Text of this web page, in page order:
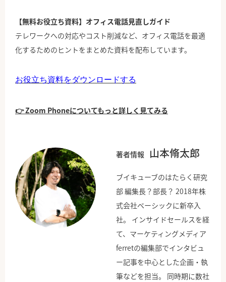
【無料お役立ち資料】オフィス電話見直しガイド
テレワークへの対応やコスト削減など、オフィス電話を最適
化するためのヒントをまとめた資料を配布しています。
お役立ち資料をダウンロードする
👉 Zoom Phoneについてもっと詳しく見てみる
著者情報 山本脩太郎
ブイキューブのはたらく研究
部 編集長？部長？ 2018年株
式会社ベーシックに新卒入
社。 インサイドセールスを経
て、マーケティングメディア
ferretの編集部でインタビュ
ー記事を中心とした企画・執
筆などを担当。 同時期に数社